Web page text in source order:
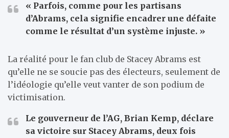
« Parfois, comme pour les partisans
d’Abrams, cela signifie encadrer une défaite
comme le résultat d’un système injuste. »
La réalité pour le fan club de Stacey Abrams est
qu’elle ne se soucie pas des électeurs, seulement de
l’idéologie qu’elle veut vanter de son podium de
victimisation.
Le gouverneur de l’AG, Brian Kemp, déclare
sa victoire sur Stacey Abrams, deux fois